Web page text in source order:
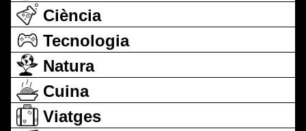
Ciència
Tecnologia
Natura
Cuina
Viatges